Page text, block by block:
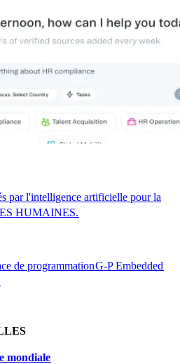
par l'intelligence artificielle pour la
HUMAINES.​​
de programmation​​G-P Embedded​​
mondiale​​